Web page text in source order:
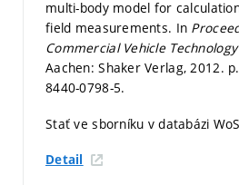
multi-body model for
field measurements. In
Commercial Vehicle
Aachen: Shaker Verlag, 2012.
8440-0798-5.
Stať ve sborníku v databázi
Detail